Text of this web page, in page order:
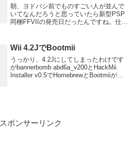
朝、ヨドバシ前でものすごい人が並んで
いてなんだろうと思っていたら新型PSP
同梱FFVIIの発売日だったんですね。仕事
ず買ってしまいました。中を開けると本
体、FFVII...
Wii 4.2JでBootmii
うっかり、4.2Jにしてしまったわけです
がbannerbomb abd6a_v200とHackMii
Installer v0.5でHomebrewとBootmiiがイ
スポンサーリンク